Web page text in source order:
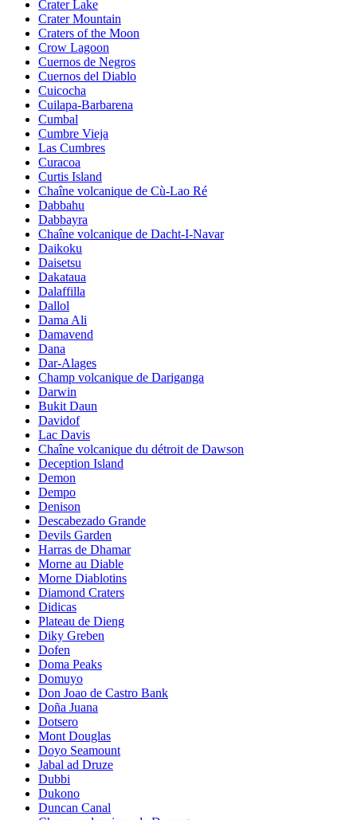
Crater Lake
Crater Mountain
Craters of the Moon
Crow Lagoon
Cuernos de Negros
Cuernos del Diablo
Cuicocha
Cuilapa-Barbarena
Cumbal
Cumbre Vieja
Las Cumbres
Curacoa
Curtis Island
Chaîne volcanique de Cù-Lao Ré
Dabbahu
Dabbayra
Chaîne volcanique de Dacht-I-Navar
Daikoku
Daisetsu
Dakataua
Dalaffilla
Dallol
Dama Ali
Damavend
Dana
Dar-Alages
Champ volcanique de Dariganga
Darwin
Bukit Daun
Davidof
Lac Davis
Chaîne volcanique du détroit de Dawson
Deception Island
Demon
Dempo
Denison
Descabezado Grande
Devils Garden
Harras de Dhamar
Morne au Diable
Morne Diablotins
Diamond Craters
Didicas
Plateau de Dieng
Diky Greben
Dofen
Doma Peaks
Domuyo
Don Joao de Castro Bank
Doña Juana
Dotsero
Mont Douglas
Doyo Seamount
Jabal ad Druze
Dubbi
Dukono
Duncan Canal